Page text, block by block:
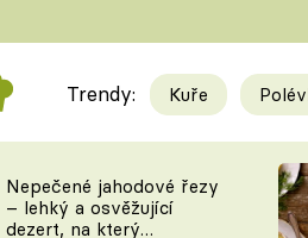
Videorecepty
TEĎ VAŘÍ ŠÉF!
Trendy: Kuře
Nepečené jahodové řezy
– lehký a osvěžující
dezert, na který